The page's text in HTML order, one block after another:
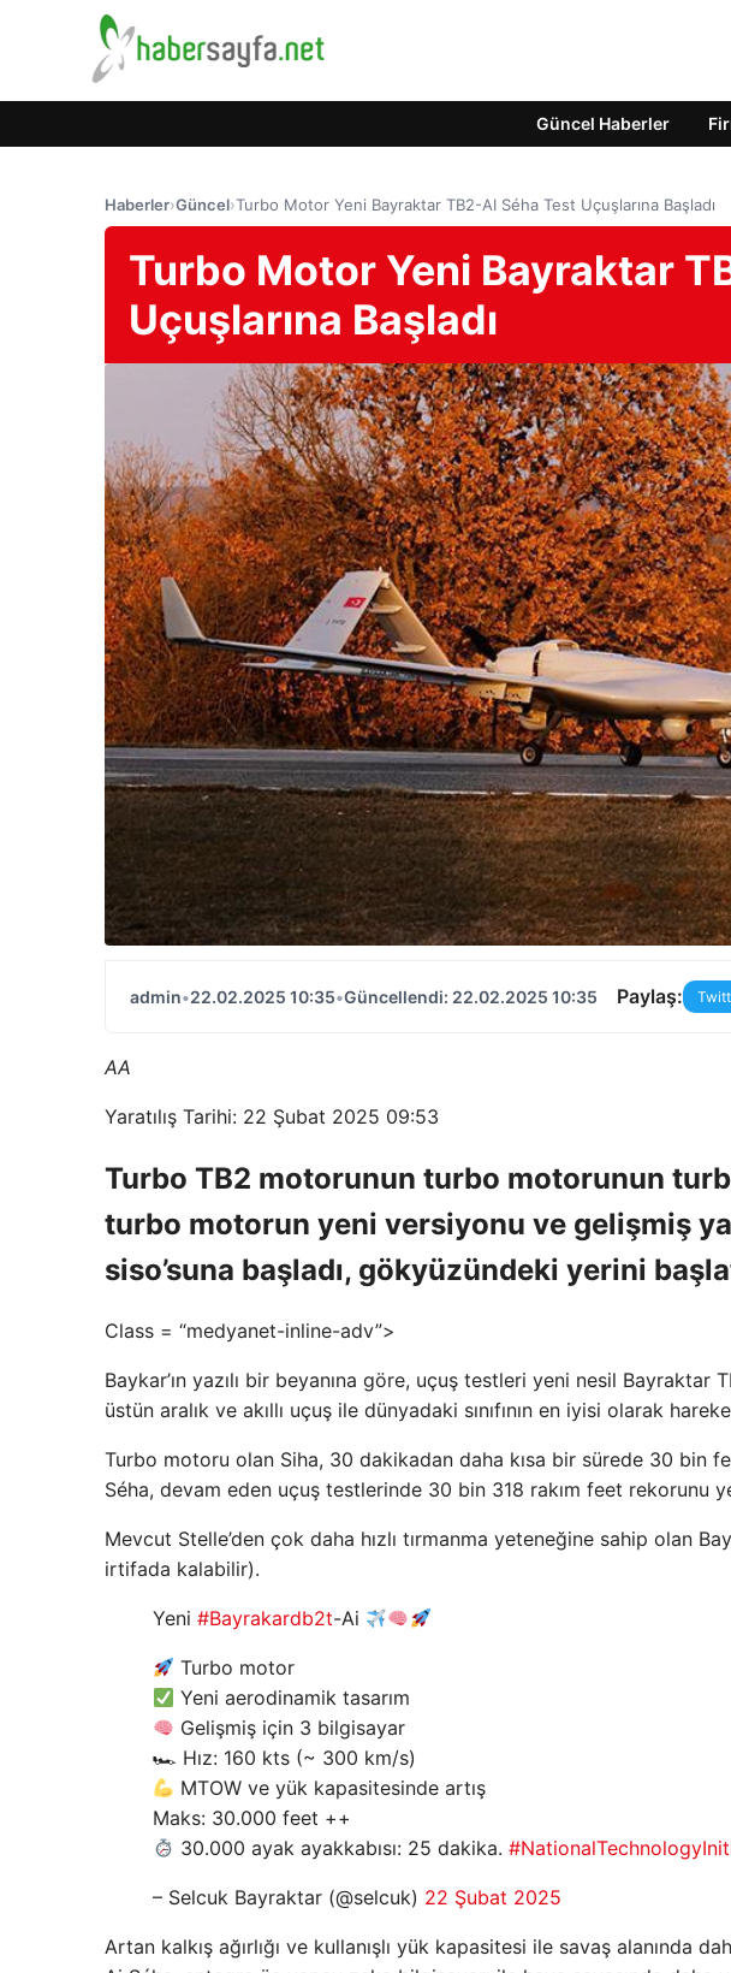
Güncel Haberler
Haberler›Güncel›Turbo Motor Yeni Bayraktar TB2-AI Séha Test Uçuşlarına Başladı
Turbo Motor Yeni Bayraktar
Uçuşlarına Başladı
admin•22.02.2025 10:35•Güncellendi: 22.02.2025 10:35 Paylaş:
AA
Yaratılış Tarihi: 22 Şubat 2025 09:53
Turbo TB2 motorunun turbo motorunun
turbo motorun yeni versiyonu ve gelişmiş
siso’suna başladı, gökyüzündeki yerini
Class = “medyanet-inline-adv”>
Baykar’ın yazılı bir beyanına göre, uçuş testleri yeni nesil
üstün aralık ve akıllı uçuş ile dünyadaki sınıfının en iyisi olarak
Turbo motoru olan Siha, 30 dakikadan daha kısa bir sürede 30 bin
Séha, devam eden uçuş testlerinde 30 bin 318 rakım feet rekorunu
Mevcut Stelle’den çok daha hızlı tırmanma yeteneğine sahip olan
irtifada kalabilir).
Yeni #Bayrakardb2t-Ai
Turbo motor
Yeni aerodinamik tasarım
Gelişmiş için 3 bilgisayar
🏎 Hız: 160 kts (~ 300 km/s)
MTOW ve yük kapasitesinde artış
Maks: 30.000 feet ++
30.000 ayak ayakkabısı: 25 dakika.
– Selcuk Bayraktar (@selcuk) 22 Şubat 2025
Artan kalkış ağırlığı ve kullanışlı yük kapasitesi ile savaş alanında